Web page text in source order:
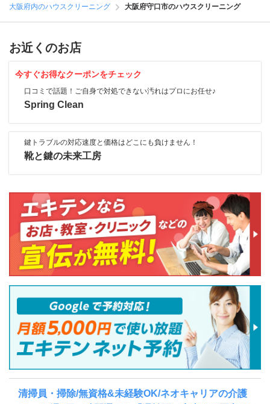
大阪府内のハウスクリーニング
大阪府守口市のハウスクリーニング
お近くのお店
今すぐお得なクーポンをチェック
口コミで話題！ご自身で対処できない汚れはプロにお任せ♪
Spring Clean
鍵トラブルの対応速度と価格はどこにも負けません！
靴と鍵の未来工房
清掃員・掃除/無資格&未経験OK/ネオキャリアの介護